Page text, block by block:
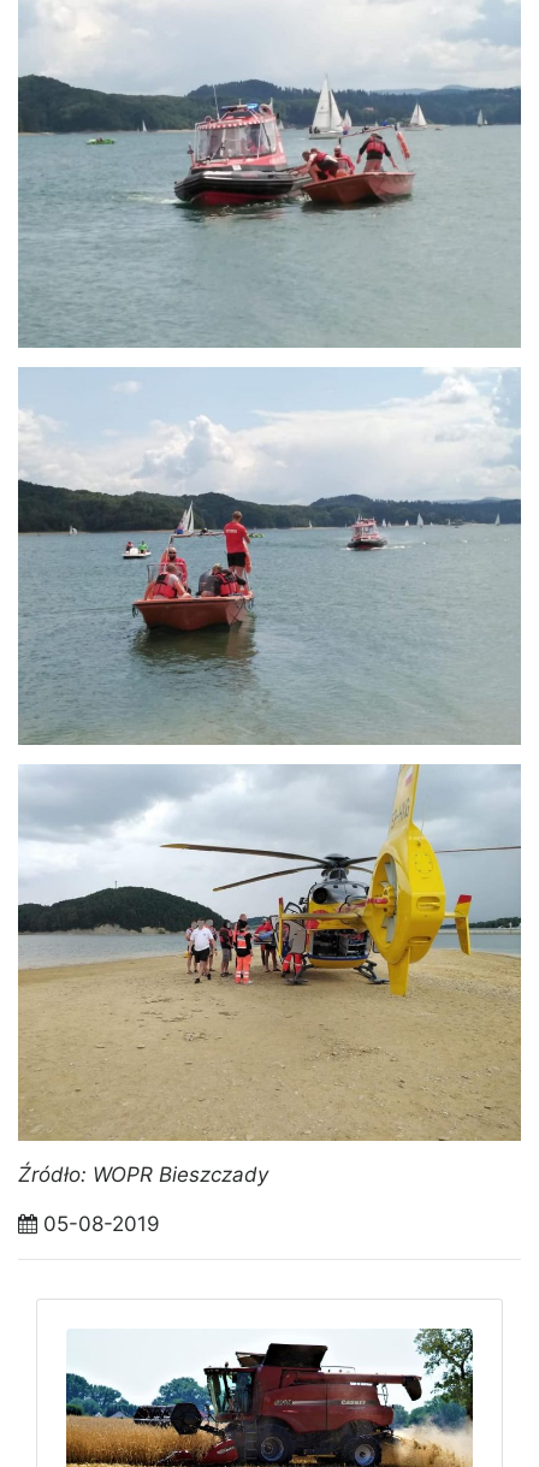
Źródło: WOPR Bieszczady
05-08-2019